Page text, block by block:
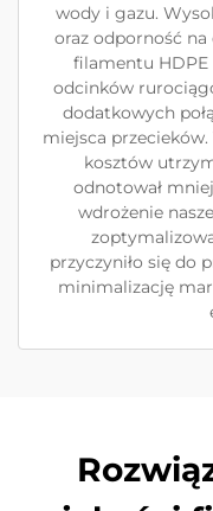
wody i gazu.
oraz odporność
filamentu HDPE
odcinków
dodatkowych
miejsca
kosztów
odnotował
wdrożenie
przyczyniło się do
minimalizację